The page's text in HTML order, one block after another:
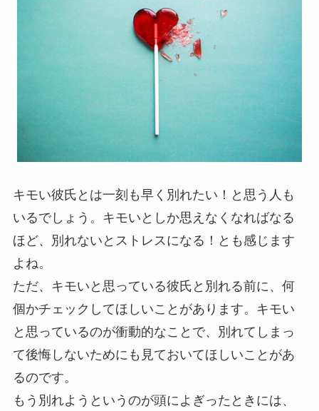
キモい彼氏とは一刻も早く別れたい！と思う人も
いるでしょう。キモいとしか思えなくなればなる
ほど、別れないとストレスになる！とも感じます
よね。
ただ、キモいと思っている彼氏と別れる前に、何
個かチェックしてほしいことがあります。キモい
と思っているのが衝動的なことで、別れてしまっ
て後悔しないためにも見ておいてほしいことがあ
るのです。
もう別れようというのが頭によぎったときには、